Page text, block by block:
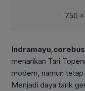
750 x
menarikan Tari
modern, namun
Menjadi daya tarik